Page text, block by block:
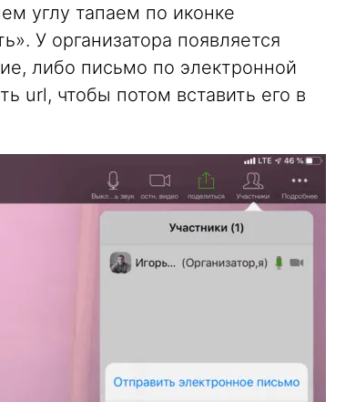
углу тапаем по иконке
У организатора появляется
либо письмо по электронной
url, чтобы потом вставить его в